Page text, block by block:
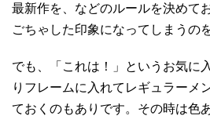
最新作を、などのルールを決めて
ごちゃした印象になってしまうの
でも、「これは！」というお気に
りフレームに入れてレギュラーメ
ておくのもありです。その時は色